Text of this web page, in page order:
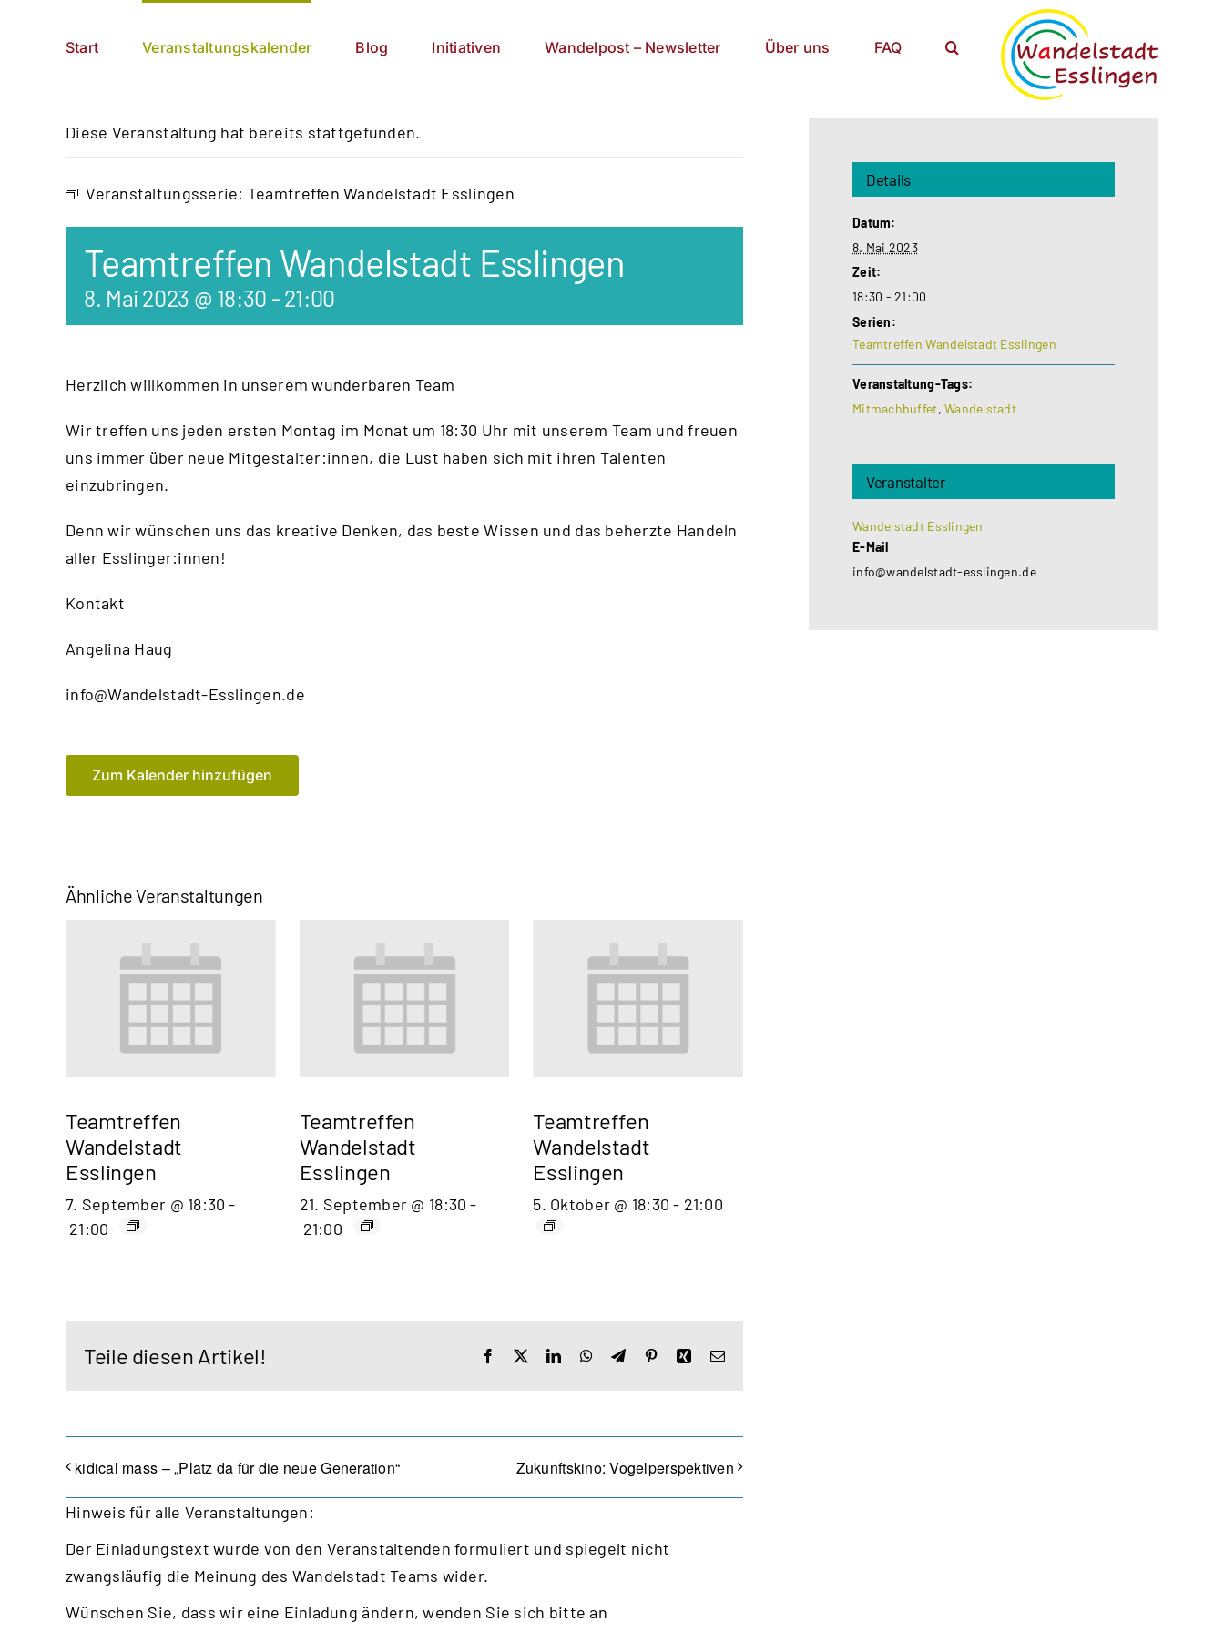
Start Veranstaltungskalender Blog Initiativen Wandelpost – Newsletter Über uns FAQ
Diese Veranstaltung hat bereits stattgefunden.
Veranstaltungsserie: Teamtreffen Wandelstadt Esslingen
Teamtreffen Wandelstadt Esslingen
8. Mai 2023 @ 18:30 - 21:00
Herzlich willkommen in unserem wunderbaren Team
Wir treffen uns jeden ersten Montag im Monat um 18:30 Uhr mit unserem Team und freuen
uns immer über neue Mitgestalter:innen, die Lust haben sich mit ihren Talenten
einzubringen.
Denn wir wünschen uns das kreative Denken, das beste Wissen und das beherzte Handeln
aller Esslinger:innen!
Kontakt
Angelina Haug
info@Wandelstadt-Esslingen.de
Zum Kalender hinzufügen
Ähnliche Veranstaltungen
Teamtreffen
Wandelstadt
Esslingen
7. September @ 18:30 -
21:00
Teamtreffen
Wandelstadt
Esslingen
21. September @ 18:30 -
21:00
Teamtreffen
Wandelstadt
Esslingen
5. Oktober @ 18:30 - 21:00
Teile diesen Artikel! Facebook LinkedInWhatsApp
TelegramPinterestXingE-
kidical mass – „Platz da für die neue Generation“ Zukunftskino: Vogelperspektiven
Hinweis für alle Veranstaltungen:
Der Einladungstext wurde von den Veranstaltenden formuliert und spiegelt nicht
zwangsläufig die Meinung des Wandelstadt Teams wider.
Wünschen Sie, dass wir eine Einladung ändern, wenden Sie sich bitte an
Details
Datum:
8. Mai 2023
Zeit:
18:30 - 21:00
Serien:
Teamtreffen Wandelstadt Esslingen
Veranstaltung-Tags:
Mitmachbuffet,Wandelstadt
Veranstalter
Wandelstadt Esslingen
E-Mail
info@wandelstadt-esslingen.de